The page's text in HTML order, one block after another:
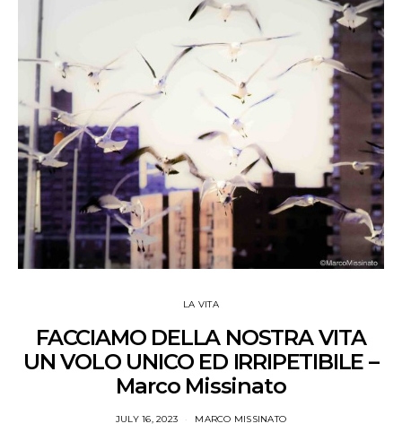
LA VITA
FACCIAMO DELLA NOSTRA VITA
UN VOLO UNICO ED IRRIPETIBILE –
Marco Missinato
JULY 16, 2023 MARCO MISSINATO